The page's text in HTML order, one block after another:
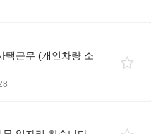
택근무 (개인차량 소